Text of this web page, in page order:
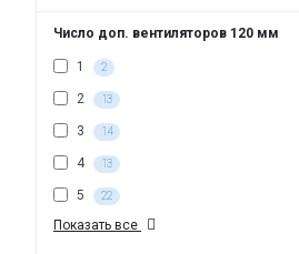
Число доп. вентиляторов 120 мм
1 2
2 13
3 14
4 13
5 22
Показать все